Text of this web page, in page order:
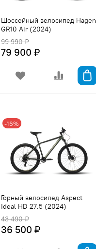
Шоссейный велосипед Hagen
GR10 Air (2024)
99 990 ₽
79 900 ₽
-16%
Горный велосипед Aspect
Ideal HD 27.5 (2024)
43 490 ₽
36 500 ₽